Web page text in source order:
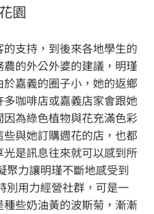
園
支持，到後來各地學生的
的外公外婆的建議，明瑾
嘉義的圈子小，她的返鄉
咖啡店或嘉義店家會跟她
為綠色植物與花充滿色彩
與她訂購週花的店，也都
是訊息往來就可以感到所
聚力讓明瑾不斷地感受到
別用力經營社群，可是一
些奶油黃的波斯菊，漸漸